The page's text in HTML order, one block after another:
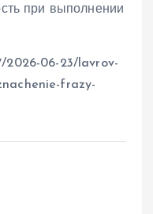
при выполнении
2026-06-23/lavrov-
frazy-